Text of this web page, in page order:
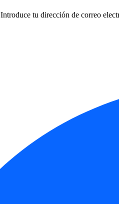
Introduce tu dirección de correo